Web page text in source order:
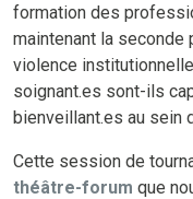
formation des
maintenant la seconde
violence
soignant.es sont-ils
bienveillant.es au sein
Cette session de
théâtre-forum que